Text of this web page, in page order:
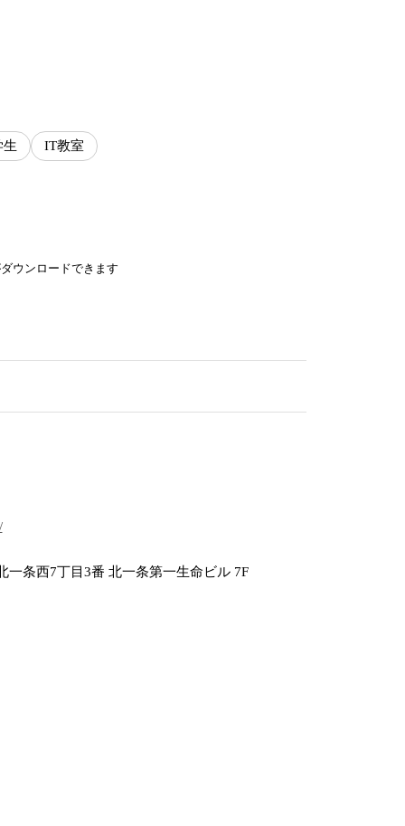
生 IT教室
ウンロードできます
一条西7丁目3番 北一条第一生命ビル 7F